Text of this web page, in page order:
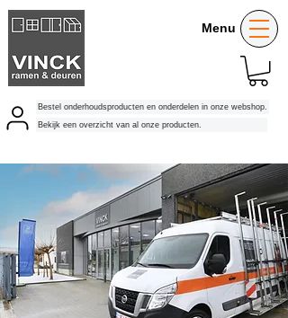
Bekijk een overzicht van al onze producten.
Bestel onderhoudsproducten en onderdelen in onze webshop.
Menu